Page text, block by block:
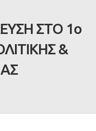
ΣΤΟ 1ο
&